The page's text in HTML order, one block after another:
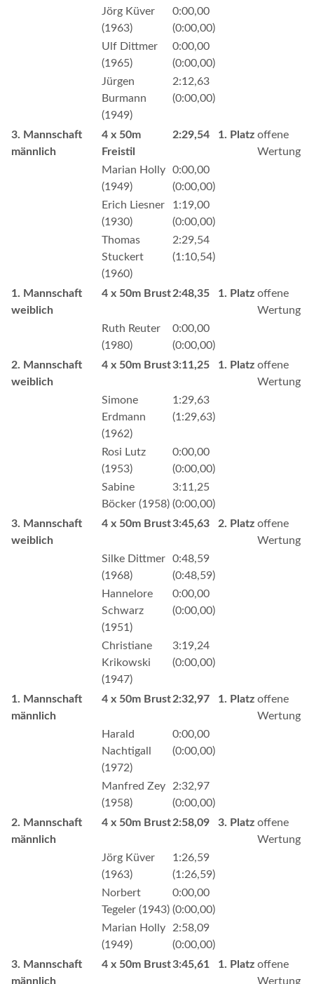
Jörg Küver
(1963)
0:00,00
(0:00,00)
Ulf Dittmer
(1965)
0:00,00
(0:00,00)
Jürgen
Burmann
(1949)
2:12,63
(0:00,00)
3. Mannschaft
männlich
4 x 50m
Freistil
2:29,54 1. Platz offene
Wertung
Marian Holly
(1949)
0:00,00
(0:00,00)
Erich Liesner
(1930)
1:19,00
(0:00,00)
Thomas
Stuckert
(1960)
2:29,54
(1:10,54)
1. Mannschaft
weiblich
4 x 50m Brust2:48,35 1. Platz offene
Wertung
Ruth Reuter
(1980)
0:00,00
(0:00,00)
2. Mannschaft
weiblich
4 x 50m Brust3:11,25 1. Platz offene
Wertung
Simone
Erdmann
(1962)
1:29,63
(1:29,63)
Rosi Lutz
(1953)
0:00,00
(0:00,00)
Sabine
Böcker (1958)
3:11,25
(0:00,00)
3. Mannschaft
weiblich
4 x 50m Brust3:45,63 2. Platz offene
Wertung
Silke Dittmer
(1968)
0:48,59
(0:48,59)
Hannelore
Schwarz
(1951)
0:00,00
(0:00,00)
Christiane
Krikowski
(1947)
3:19,24
(0:00,00)
1. Mannschaft
männlich
4 x 50m Brust2:32,97 1. Platz offene
Wertung
Harald
Nachtigall
(1972)
0:00,00
(0:00,00)
Manfred Zey
(1958)
2:32,97
(0:00,00)
2. Mannschaft
männlich
4 x 50m Brust2:58,09 3. Platz offene
Wertung
Jörg Küver
(1963)
1:26,59
(1:26,59)
Norbert
Tegeler (1943)
0:00,00
(0:00,00)
Marian Holly
(1949)
2:58,09
(0:00,00)
3. Mannschaft
männlich
4 x 50m Brust3:45,61 1. Platz offene
Wertung